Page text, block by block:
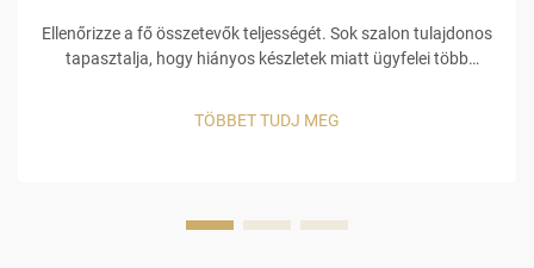
Ellenőrizze a fő összetevők teljességét. Sok szalon tulajdonos
tapasztalja, hogy hiányos készletek miatt ügyfelei több
Például egy alacsony minőségű alapréteg miatt a gél szín
TÖBBET TUDJ MEG